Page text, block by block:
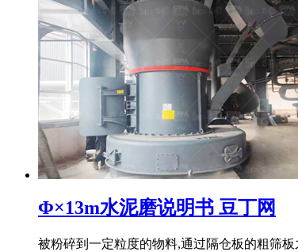
Φ×13m水泥磨说明书 豆丁网
被粉碎到一定粒度的物料,通过隔仓板的粗筛